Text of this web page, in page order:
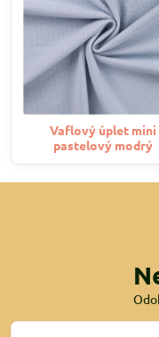
Vaflový úplet mini
pastelový modrý